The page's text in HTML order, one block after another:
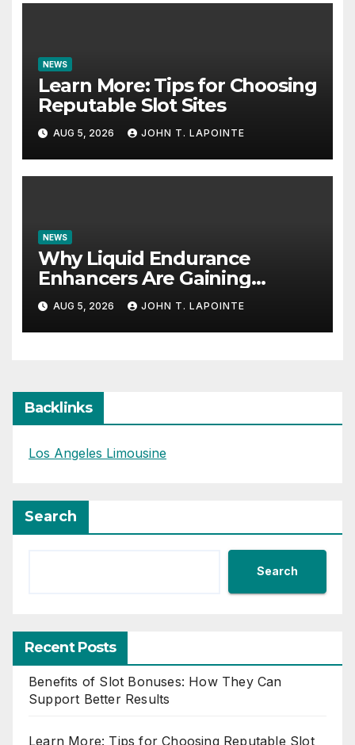
NEWS
Learn More: Tips for Choosing
Reputable Slot Sites
AUG 5, 2026 JOHN T. LAPOINTE
NEWS
Why Liquid Endurance
Enhancers Are Gaining
Popularity
AUG 5, 2026 JOHN T. LAPOINTE
Backlinks
Los Angeles Limousine
Search
Search
Recent Posts
Benefits of Slot Bonuses: How They Can
Support Better Results
Learn More: Tips for Choosing Reputable Slot